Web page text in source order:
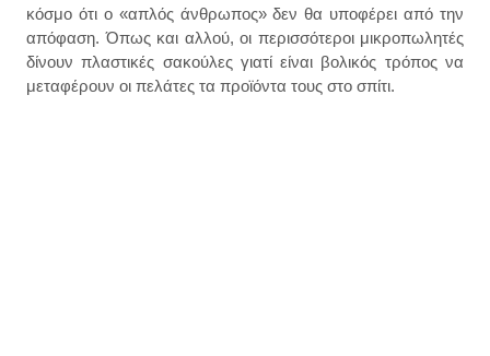
κόσμο ότι ο «απλός άνθρωπος» δεν θα υποφέρει από την
απόφαση. Όπως και αλλού, οι περισσότεροι μικροπωλητές
δίνουν πλαστικές σακούλες γιατί είναι βολικός τρόπος να
μεταφέρουν οι πελάτες τα προϊόντα τους στο σπίτι.